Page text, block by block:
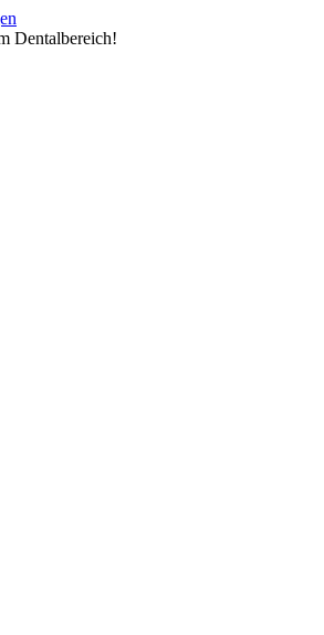
Dentalbereich!